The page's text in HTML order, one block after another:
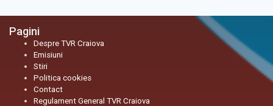
Pagini
Despre TVR Craiova
Emisiuni
Stiri
Politica cookies
Contact
Regulament General TVR Craiova